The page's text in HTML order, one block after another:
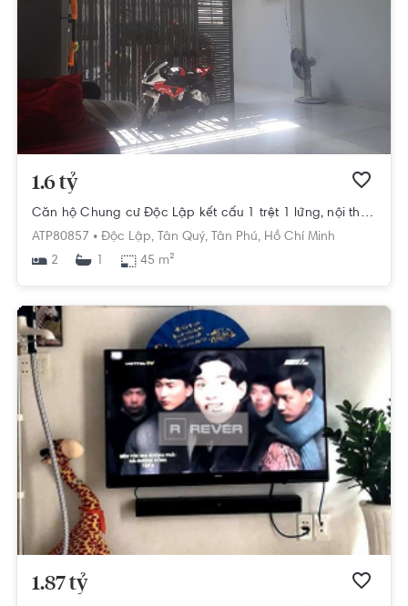
1.6 tỷ
Căn hộ Chung cư Độc Lập kết cấu 1 trệt 1 lửng, nội thất cơ bản.
ATP80857 • Độc Lập, Tân Quý, Tân Phú, Hồ Chí Minh
2
1 45 m²
1.87 tỷ